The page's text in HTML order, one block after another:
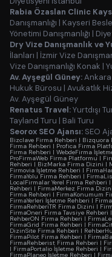
Rabia Özaslan Clinic
Danışmanlığı | Kayseri
Yönetimi Danışmanlığı |
Dry Vize Danışmanlık
İlanları | İzmir Vize
Vize Danışmanlığı Konak |
Av. Ayşegül Güney:
Hukuk Bürosu | Avukatlık
Av. Ayşegül Güney
Renatus Travel:Yurtdışı
Tayland Turu | Bali Turu
Seorox SEO Ajansı: SEO
Bizclave Firma Rehberi | Bizquora
Firma Rehberi | Profica Firma
Firma Rehberi | WebdeFirma
ProFirmaWeb Firma Platformu |
Rehberi | BizMarka Firma Dizini |
Firmovia İşletme Rehberi |
FirmaYolu Firma Rehberi |
LocalFirmalar Yerel Firma Rehberi |
Rehberi | FirmaMerkez Firma Dizini
Firma Rehberi | FirmaKonumum
FirmaYerleri İşletme Rehberi |
FirmaRehberiTR Firma Dizini |
FirmaOneri Firma Tavsiye Rehberi |
RehberON Firma Rehberi |
FirmaGrid Firma Rehberi |
DizinSite Firma Rehberi |
FirmaPilot Firma Rehberi |
FirmaRehberist Firma Rehberi |
| FirmaPortalio İşletme Rehberi |
FirmaPlaneo İşletme Rehberi |